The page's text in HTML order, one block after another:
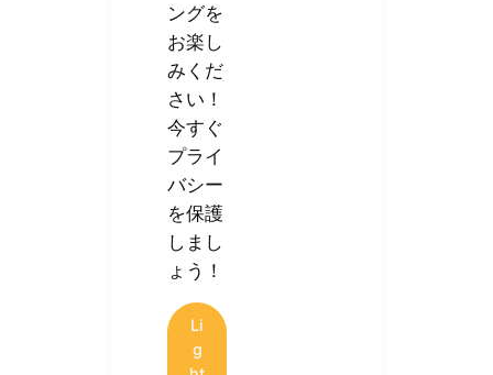
ングを
お楽し
みくだ
さい！
今すぐ
プライ
バシー
を保護
しまし
ょう！
Li
g